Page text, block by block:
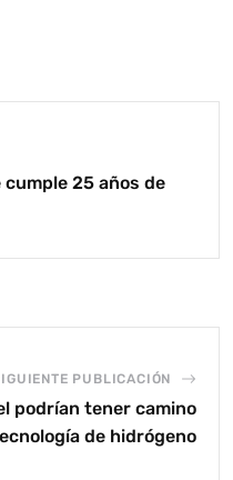
cumple 25 años de
PUBLICACIÓN
podrían tener camino
de hidrógeno